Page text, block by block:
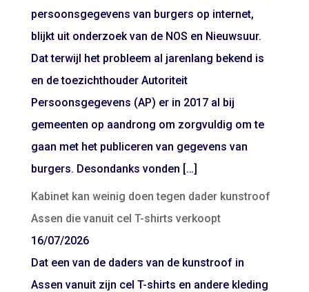
persoonsgegevens van burgers op internet,
blijkt uit onderzoek van de NOS en Nieuwsuur.
Dat terwijl het probleem al jarenlang bekend is
en de toezichthouder Autoriteit
Persoonsgegevens (AP) er in 2017 al bij
gemeenten op aandrong om zorgvuldig om te
gaan met het publiceren van gegevens van
burgers. Desondanks vonden […]
Kabinet kan weinig doen tegen dader kunstroof
Assen die vanuit cel T-shirts verkoopt
16/07/2026
Dat een van de daders van de kunstroof in
Assen vanuit zijn cel T-shirts en andere kleding